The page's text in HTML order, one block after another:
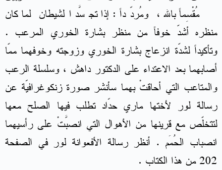
مُقْسِماً بالله ، ومُردّداً : إذا تجسَّد الشيطان لما كان
منظره أشدّ خوفاً من منظر بشارة الخوري المرعب .
وتأكيداً لشدّة انزعاج بشارة الخوري وزوجته وخوفهما ممّا
أصابهما بعد الاعتداء على الدكتور داهش ، وسلسلة الرعب
والمتاعب التي أحاقتْ بهما سأنشر صورة زنكوغرافيّة عن
رسالة لور لأختها ماري حدّاد تطلب فيها الصلح معها
لتتخلّص مع قرينها من الأهوال التي انصبَّتْ على رأسيهما
انصباب الحُمَم . أنظر رسالة الأفعوانة لور في الصفحة
202 من هذا الكتاب .